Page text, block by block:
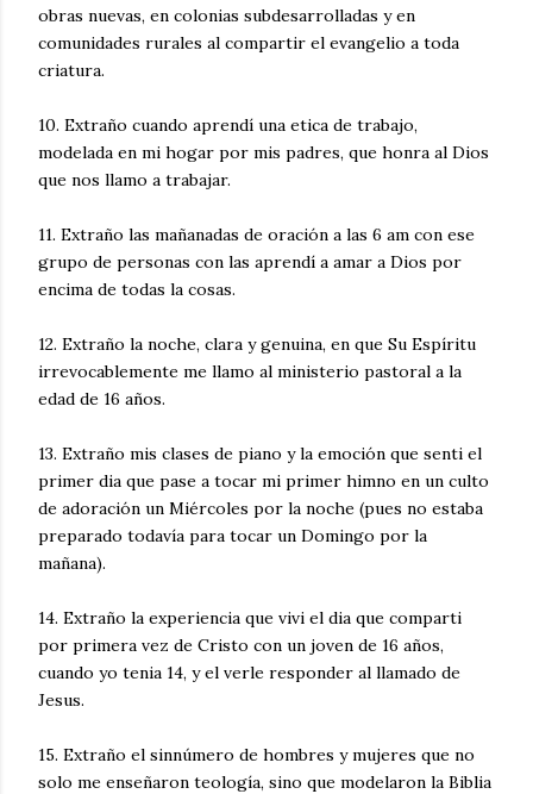
obras nuevas, en colonias subdesarrolladas y en
comunidades rurales al compartir el evangelio a toda
criatura.
10. Extraño cuando aprendí una etica de trabajo,
modelada en mi hogar por mis padres, que honra al Dios
que nos llamo a trabajar.
11. Extraño las mañanadas de oración a las 6 am con ese
grupo de personas con las aprendí a amar a Dios por
encima de todas la cosas.
12. Extraño la noche, clara y genuina, en que Su Espíritu
irrevocablemente me llamo al ministerio pastoral a la
edad de 16 años.
13. Extraño mis clases de piano y la emoción que senti el
primer dia que pase a tocar mi primer himno en un culto
de adoración un Miércoles por la noche (pues no estaba
preparado todavía para tocar un Domingo por la
mañana).
14. Extraño la experiencia que vivi el dia que comparti
por primera vez de Cristo con un joven de 16 años,
cuando yo tenia 14, y el verle responder al llamado de
Jesus.
15. Extraño el sinnúmero de hombres y mujeres que no
solo me enseñaron teología, sino que modelaron la Biblia